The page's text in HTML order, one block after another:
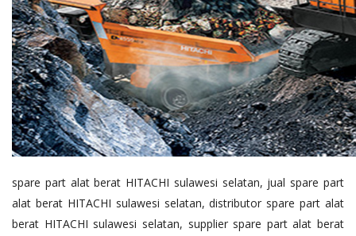
spare part alat berat HITACHI sulawesi selatan, jual spare part
alat berat HITACHI sulawesi selatan, distributor spare part alat
berat HITACHI sulawesi selatan, supplier spare part alat berat